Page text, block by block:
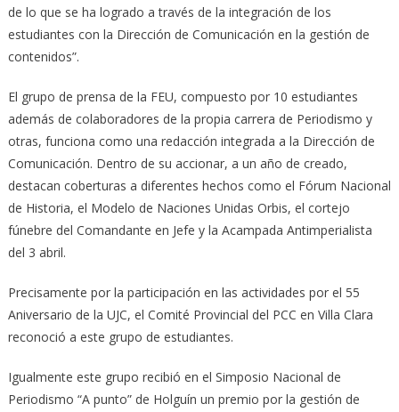
de lo que se ha logrado a través de la integración de los
estudiantes con la Dirección de Comunicación en la gestión de
contenidos”.
El grupo de prensa de la FEU, compuesto por 10 estudiantes
además de colaboradores de la propia carrera de Periodismo y
otras, funciona como una redacción integrada a la Dirección de
Comunicación. Dentro de su accionar, a un año de creado,
destacan coberturas a diferentes hechos como el Fórum Nacional
de Historia, el Modelo de Naciones Unidas Orbis, el cortejo
fúnebre del Comandante en Jefe y la Acampada Antimperialista
del 3 abril.
Precisamente por la participación en las actividades por el 55
Aniversario de la UJC, el Comité Provincial del PCC en Villa Clara
reconoció a este grupo de estudiantes.
Igualmente este grupo recibió en el Simposio Nacional de
Periodismo “A punto” de Holguín un premio por la gestión de